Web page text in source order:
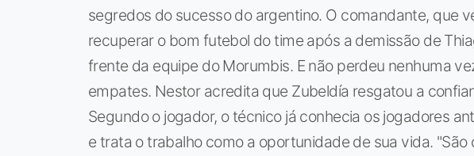
segredos do sucesso do argentino. O comandante, que
recuperar o bom futebol do time após a demissão de
frente da equipe do Morumbis. E não perdeu nenhuma
empates. Nestor acredita que Zubeldía resgatou a
Segundo o jogador, o técnico já conhecia os jogadores
e trata o trabalho como a oportunidade de sua vida.